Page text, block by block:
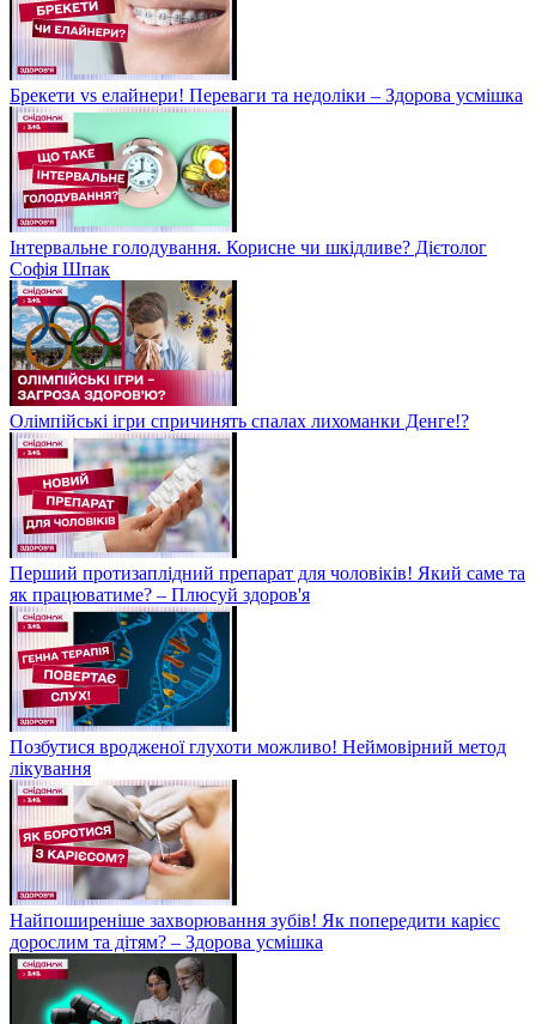
Брекети vs елайнери! Переваги та недоліки – Здорова усмішка
Інтервальне голодування. Корисне чи шкідливе? Дієтолог
Софія Шпак
Олімпійські ігри спричинять спалах лихоманки Денге!?
Перший протизаплідний препарат для чоловіків! Який саме та
як працюватиме? – Плюсуй здоров'я
Позбутися вродженої глухоти можливо! Неймовірний метод
лікування
Найпоширеніше захворювання зубів! Як попередити карієс
дорослим та дітям? – Здорова усмішка